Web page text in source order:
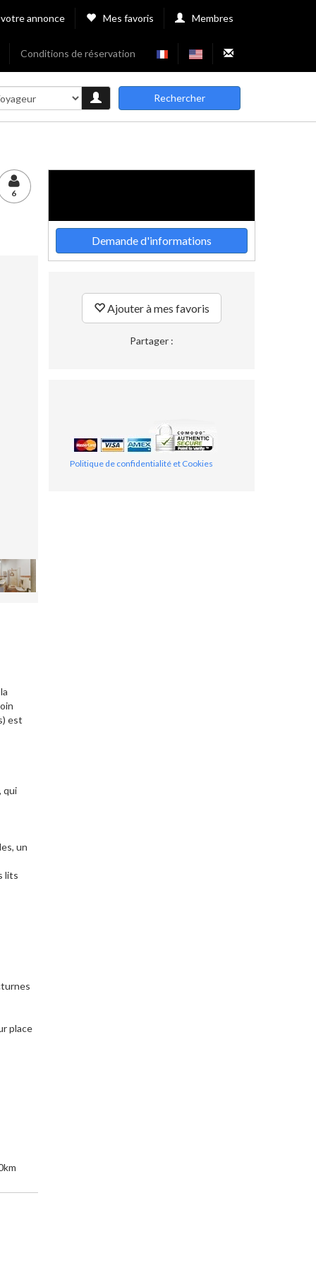
annonce Mes favoris Membres
Conditions de réservation
Rechercher
6
est
qui
un
lits
place
Demande d'informations
Ajouter à mes favoris
Partager :
Politique de confidentialité et Cookies